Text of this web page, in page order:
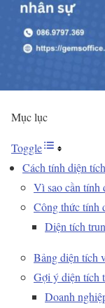
Mục lục
Toggle
Cách tính diện
Vì sao cần tính
Công thức tính
Diện tích
Bảng diện tích
Gợi ý diện tích
Doanh